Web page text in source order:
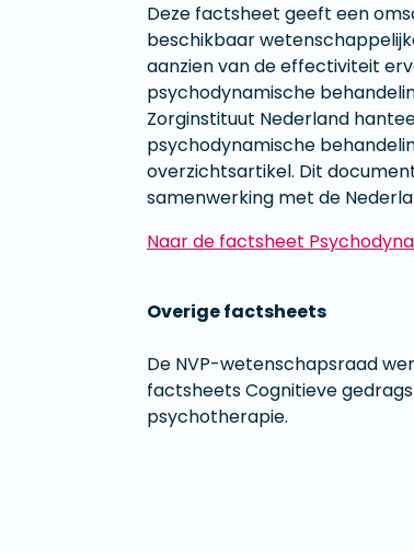
Deze factsheet geeft een
beschikbaar
aanzien van de effectiviteit
psychodynamische
Zorginstituut Nederland
psychodynamische
overzichtsartikel. Dit
samenwerking met de
Naar de factsheet
Overige factsheets
De NVP-wetenschapsraad
factsheets Cognitieve
psychotherapie.